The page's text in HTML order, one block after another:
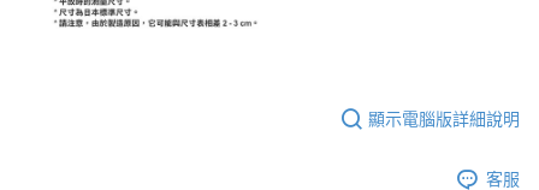
顯示電腦版詳細說明
客服